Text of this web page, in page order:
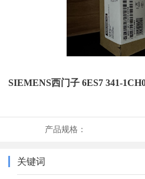
SIEMENS西门子 6ES7 341-
产品规格：
关键词